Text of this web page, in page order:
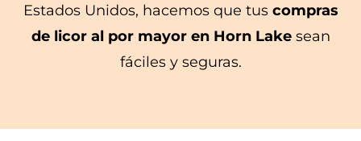
Estados Unidos, hacemos que tuscompras
de licor al por mayor en Horn Lakesean
fáciles y seguras.